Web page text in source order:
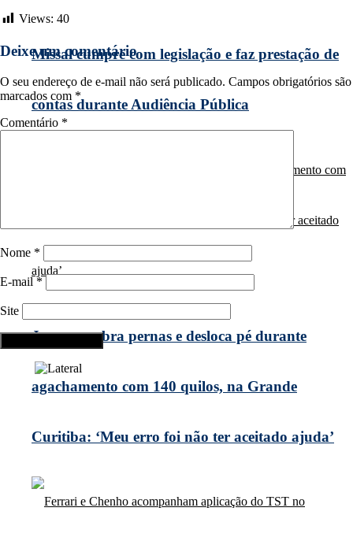
Missal cumpre com legislação e faz prestação de
contas durante Audiência Pública
Jovem quebra pernas e desloca pé durante
agachamento com 140 quilos, na Grande
Curitiba: ‘Meu erro foi não ter aceitado ajuda’
Views: 40
Deixe um comentário
O seu endereço de e-mail não será publicado. Campos obrigatórios são
marcados com *
Comentário *
Nome *
E-mail *
Site